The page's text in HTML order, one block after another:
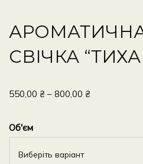
СВІЧКА
550,00 ₴ – 800,00 ₴
Об'єм